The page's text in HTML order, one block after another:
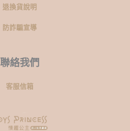
退換貨說明
防詐騙宣導
聯絡我們
客服信箱